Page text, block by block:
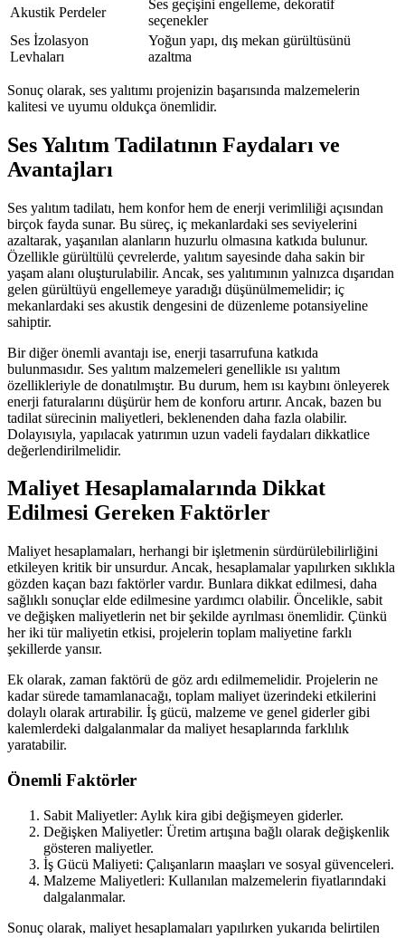
Akustik Perdeler
Ses geçişini engelleme, dekoratif
seçenekler
Ses İzolasyon
Levhaları
Yoğun yapı, dış mekan gürültüsünü
azaltma
Sonuç olarak, ses yalıtımı projenizin başarısında malzemelerin
kalitesi ve uyumu oldukça önemlidir.
Ses Yalıtım Tadilatının Faydaları ve
Avantajları
Ses yalıtım tadilatı, hem konfor hem de enerji verimliliği açısından
birçok fayda sunar. Bu süreç, iç mekanlardaki ses seviyelerini
azaltarak, yaşanılan alanların huzurlu olmasına katkıda bulunur.
Özellikle gürültülü çevrelerde, yalıtım sayesinde daha sakin bir
yaşam alanı oluşturulabilir. Ancak, ses yalıtımının yalnızca dışarıdan
gelen gürültüyü engellemeye yaradığı düşünülmemelidir; iç
mekanlardaki ses akustik dengesini de düzenleme potansiyeline
sahiptir.
Bir diğer önemli avantajı ise, enerji tasarrufuna katkıda
bulunmasıdır. Ses yalıtım malzemeleri genellikle ısı yalıtım
özellikleriyle de donatılmıştır. Bu durum, hem ısı kaybını önleyerek
enerji faturalarını düşürür hem de konforu artırır. Ancak, bazen bu
tadilat sürecinin maliyetleri, beklenenden daha fazla olabilir.
Dolayısıyla, yapılacak yatırımın uzun vadeli faydaları dikkatlice
değerlendirilmelidir.
Maliyet Hesaplamalarında Dikkat
Edilmesi Gereken Faktörler
Maliyet hesaplamaları, herhangi bir işletmenin sürdürülebilirliğini
etkileyen kritik bir unsurdur. Ancak, hesaplamalar yapılırken sıklıkla
gözden kaçan bazı faktörler vardır. Bunlara dikkat edilmesi, daha
sağlıklı sonuçlar elde edilmesine yardımcı olabilir. Öncelikle, sabit
ve değişken maliyetlerin net bir şekilde ayrılması önemlidir. Çünkü
her iki tür maliyetin etkisi, projelerin toplam maliyetine farklı
şekillerde yansır.
Ek olarak, zaman faktörü de göz ardı edilmemelidir. Projelerin ne
kadar sürede tamamlanacağı, toplam maliyet üzerindeki etkilerini
dolaylı olarak artırabilir. İş gücü, malzeme ve genel giderler gibi
kalemlerdeki dalgalanmalar da maliyet hesaplarında farklılık
yaratabilir.
Önemli Faktörler
Sabit Maliyetler: Aylık kira gibi değişmeyen giderler.
Değişken Maliyetler: Üretim artışına bağlı olarak değişkenlik
gösteren maliyetler.
İş Gücü Maliyeti: Çalışanların maaşları ve sosyal güvenceleri.
Malzeme Maliyetleri: Kullanılan malzemelerin fiyatlarındaki
dalgalanmalar.
Sonuç olarak, maliyet hesaplamaları yapılırken yukarıda belirtilen